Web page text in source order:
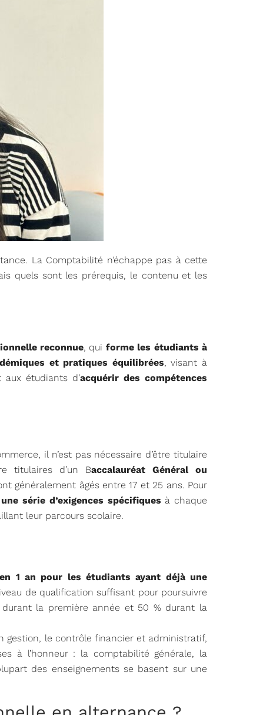
La Comptabilité n’échappe pas à cette
quels sont les prérequis, le contenu et les
reconnue, qui forme les étudiants à
et pratiques équilibrées, visant à
étudiants d’acquérir des compétences
il n’est pas nécessaire d’être titulaire
titulaires d’un Baccalauréat Général ou
généralement âgés entre 17 et 25 ans. Pour
série d’exigences spécifiques à chaque
leur parcours scolaire.
1 an pour les étudiants ayant déjà une
de qualification suffisant pour poursuivre
la première année et 50 % durant la
gestion, le contrôle financier et administratif,
à l’honneur : la comptabilité générale, la
des enseignements se basent sur une